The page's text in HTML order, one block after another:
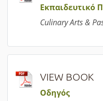
Εκπαιδευτικό
Culinary Arts &
VIEW BOOK
Οδηγός